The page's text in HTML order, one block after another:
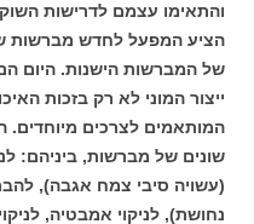
והתאימו עצמם לדרישות
הציע המפעל לחדש מברשות
של המברשות הישנות. היום
ייצור המוני לא רק בזכות
המותאמים לצרכים
שונים של מברשות, ביניהם:
(עשויה סיבי צמח אגבה),
נחושת), לניקוי אמבטיה,